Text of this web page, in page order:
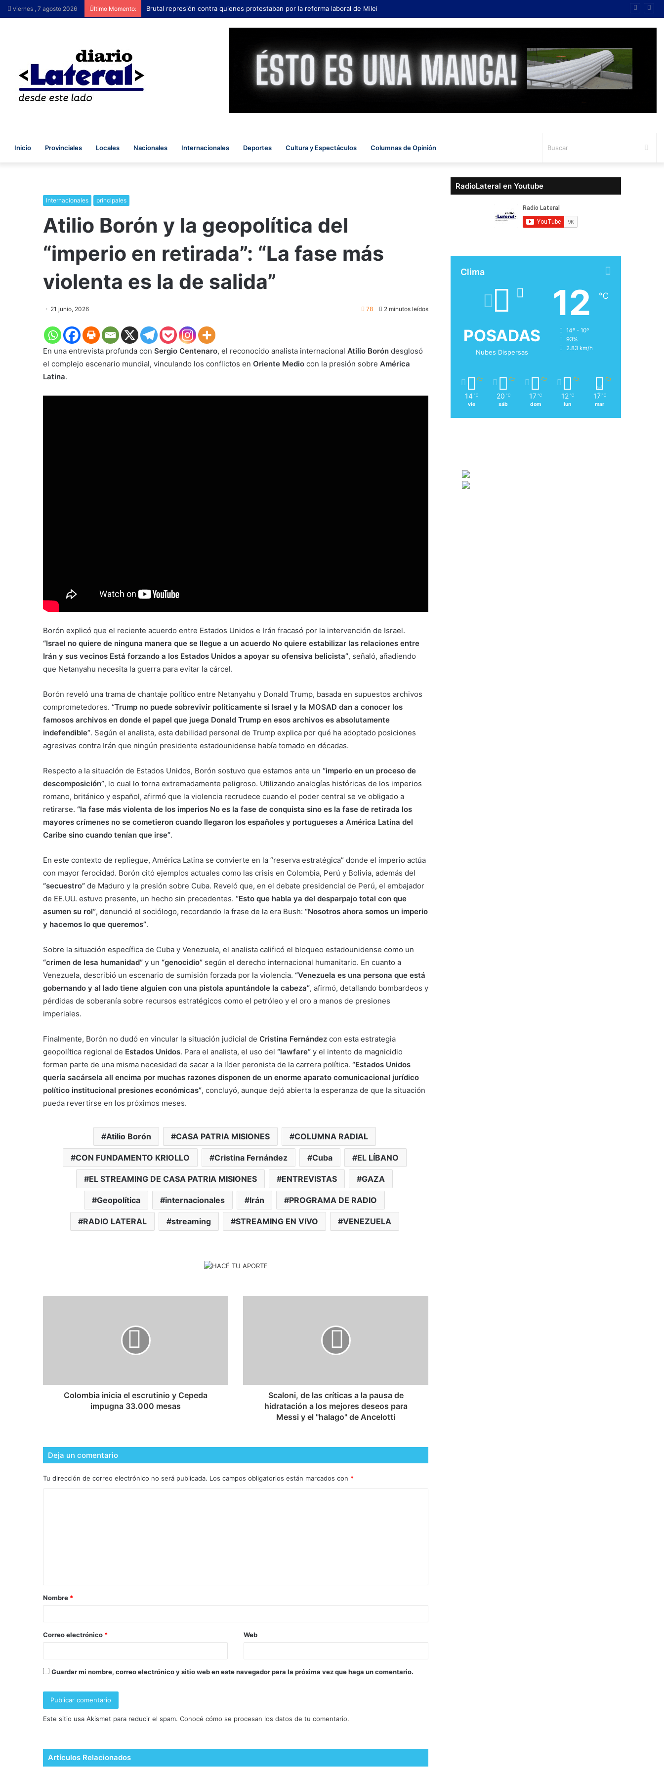
viernes , 7 agosto 2026 Último Momento: Brutal represión contra quienes protestaban por la reforma laboral de Milei
Inicio Provinciales Locales Nacionales Internacionales Deportes Cultura y Espectáculos Columnas de Opinión
Internacionales principales
Atilio Borón y la geopolítica del
“imperio en retirada”: “La fase más
violenta es la de salida”
21 junio, 2026 78 2 minutos leídos
En una entrevista profunda con Sergio Centenaro, el reconocido analista internacional Atilio Borón desglosó
el complejo escenario mundial, vinculando los conflictos en Oriente Medio con la presión sobre América
Latina.
Borón explicó que el reciente acuerdo entre Estados Unidos e Irán fracasó por la intervención de Israel.
“Israel no quiere de ninguna manera que se llegue a un acuerdo No quiere estabilizar las relaciones entre
Irán y sus vecinos Está forzando a los Estados Unidos a apoyar su ofensiva belicista”, señaló, añadiendo
que Netanyahu necesita la guerra para evitar la cárcel.
Borón reveló una trama de chantaje político entre Netanyahu y Donald Trump, basada en supuestos archivos
comprometedores. “Trump no puede sobrevivir políticamente si Israel y la MOSAD dan a conocer los
famosos archivos en donde el papel que juega Donald Trump en esos archivos es absolutamente
indefendible”. Según el analista, esta debilidad personal de Trump explica por qué ha adoptado posiciones
agresivas contra Irán que ningún presidente estadounidense había tomado en décadas.
Respecto a la situación de Estados Unidos, Borón sostuvo que estamos ante un “imperio en un proceso de
descomposición”, lo cual lo torna extremadamente peligroso. Utilizando analogías históricas de los imperios
romano, británico y español, afirmó que la violencia recrudece cuando el poder central se ve obligado a
retirarse. “la fase más violenta de los imperios No es la fase de conquista sino es la fase de retirada los
mayores crímenes no se cometieron cuando llegaron los españoles y portugueses a América Latina del
Caribe sino cuando tenían que irse”.
En este contexto de repliegue, América Latina se convierte en la “reserva estratégica” donde el imperio actúa
con mayor ferocidad. Borón citó ejemplos actuales como las crisis en Colombia, Perú y Bolivia, además del
“secuestro” de Maduro y la presión sobre Cuba. Reveló que, en el debate presidencial de Perú, el embajador
de EE.UU. estuvo presente, un hecho sin precedentes. “Esto que habla ya del desparpajo total con que
asumen su rol”, denunció el sociólogo, recordando la frase de la era Bush: “Nosotros ahora somos un imperio
y hacemos lo que queremos”.
Sobre la situación específica de Cuba y Venezuela, el analista calificó el bloqueo estadounidense como un
“crimen de lesa humanidad” y un “genocidio” según el derecho internacional humanitario. En cuanto a
Venezuela, describió un escenario de sumisión forzada por la violencia. “Venezuela es una persona que está
gobernando y al lado tiene alguien con una pistola apuntándole la cabeza”, afirmó, detallando bombardeos y
pérdidas de soberanía sobre recursos estratégicos como el petróleo y el oro a manos de presiones
imperiales.
Finalmente, Borón no dudó en vincular la situación judicial de Cristina Fernández con esta estrategia
geopolítica regional de Estados Unidos. Para el analista, el uso del “lawfare” y el intento de magnicidio
forman parte de una misma necesidad de sacar a la líder peronista de la carrera política. “Estados Unidos
quería sacársela all encima por muchas razones disponen de un enorme aparato comunicacional jurídico
político institucional presiones económicas”, concluyó, aunque dejó abierta la esperanza de que la situación
pueda revertirse en los próximos meses.
Atilio Borón CASA PATRIA MISIONES COLUMNA RADIAL
CON FUNDAMENTO KRIOLLO Cristina Fernández Cuba EL LÍBANO
EL STREAMING DE CASA PATRIA MISIONES ENTREVISTAS GAZA
Geopolítica internacionales Irán PROGRAMA DE RADIO
RADIO LATERAL streaming STREAMING EN VIVO VENEZUELA
Colombia inicia el escrutinio y Cepeda
impugna 33.000 mesas
Scaloni, de las críticas a la pausa de
hidratación a los mejores deseos para
Messi y el "halago" de Ancelotti
Deja un comentario
Tu dirección de correo electrónico no será publicada. Los campos obligatorios están marcados con *
Nombre *
Correo electrónico * Web
Guardar mi nombre, correo electrónico y sitio web en este navegador para la próxima vez que haga un comentario.
Este sitio usa Akismet para reducir el spam. Conocé cómo se procesan los datos de tu comentario.
Artículos Relacionados
RadioLateral en Youtube
Clima
POSADAS
Nubes Dispersas
12 ℃
14º - 10º
93%
2.83 km/h
14 ℃
vie
20 ℃
sáb
17 ℃
dom
12 ℃
lun
17 ℃
mar